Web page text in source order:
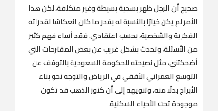
صحيح أن الرجل ظهر بسجية بسيطة وغير متكلفة، لكن هذا
الأمر لم يكن خيارًا بالنسبة له بقدر ما كان انعكاسًا لقدراته
الفكرية والشخصية، بحسب اعتقادي. فقد أساء فهم كثير
من الأسئلة، وتحدث بشكل غريب عن بعض المقترحات التي
أضحكتني، مثل نصيحته للحكومة السعودية بالتوقف عن
التوسع العمراني الأفقي في الرياض والتوجه نحو بناء
الأبراج بدلًا منه، وتنويهه إلى أن كنوز الذهب قد تكون
موجودة تحت الأحياء السكنية.